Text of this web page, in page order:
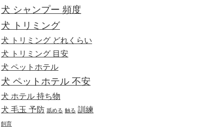
犬 シャンプー 頻度
犬 トリミング
犬 トリミング どれくらい
犬 トリミング 目安
犬 ペットホテル
犬 ペットホテル 不安
犬 ホテル 持ち物
犬 毛玉 予防 舐める 触る 訓練
飼育